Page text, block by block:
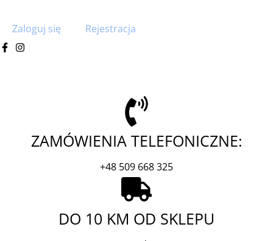
Zaloguj się Rejestracja
ZAMÓWIENIA TELEFONICZNE:
+48 509 668 325
DO 10 KM OD SKLEPU